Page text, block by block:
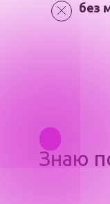
без
Знаю